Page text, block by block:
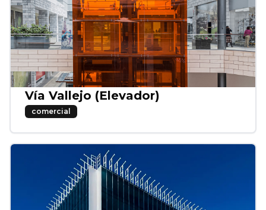
Vía Vallejo (Elevador)
comercial